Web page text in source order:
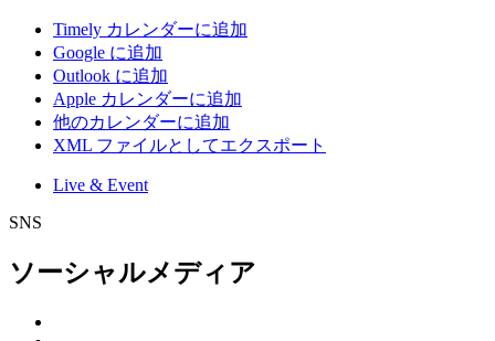
Timely カレンダーに追加
Google に追加
Outlook に追加
Apple カレンダーに追加
他のカレンダーに追加
XML ファイルとしてエクスポート
Live & Event
SNS
ソーシャルメディア